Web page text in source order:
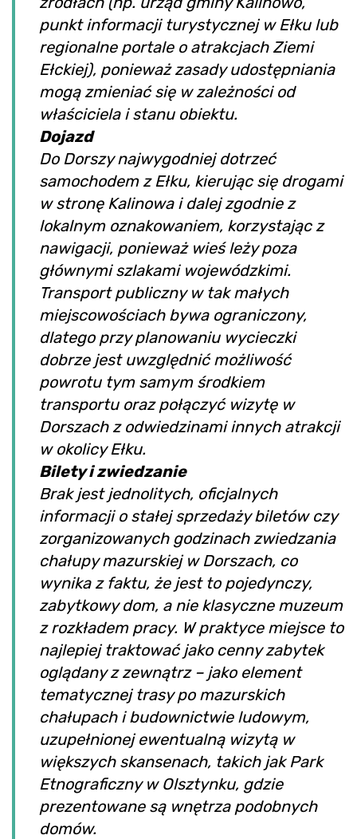
punkt informacji turystycznej w Ełku lub
regionalne portale o atrakcjach Ziemi
Ełckiej), ponieważ zasady udostępniania
mogą zmieniać się w zależności od
właściciela i stanu obiektu.
Dojazd
Do Dorszy najwygodniej dotrzeć
samochodem z Ełku, kierując się drogami
w stronę Kalinowa i dalej zgodnie z
lokalnym oznakowaniem, korzystając z
nawigacji, ponieważ wieś leży poza
głównymi szlakami wojewódzkimi.
Transport publiczny w tak małych
miejscowościach bywa ograniczony,
dlatego przy planowaniu wycieczki
dobrze jest uwzględnić możliwość
powrotu tym samym środkiem
transportu oraz połączyć wizytę w
Dorszach z odwiedzinami innych atrakcji
w okolicy Ełku.
Bilety i zwiedzanie
Brak jest jednolitych, oficjalnych
informacji o stałej sprzedaży biletów czy
zorganizowanych godzinach zwiedzania
chałupy mazurskiej w Dorszach, co
wynika z faktu, że jest to pojedynczy,
zabytkowy dom, a nie klasyczne muzeum
z rozkładem pracy. W praktyce miejsce to
najlepiej traktować jako cenny zabytek
oglądany z zewnątrz – jako element
tematycznej trasy po mazurskich
chałupach i budownictwie ludowym,
uzupełnionej ewentualną wizytą w
większych skansenach, takich jak Park
Etnograficzny w Olsztynku, gdzie
prezentowane są wnętrza podobnych
domów.